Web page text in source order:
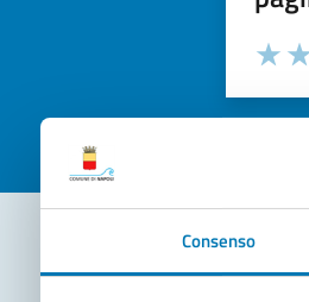
Consenso
Valuta